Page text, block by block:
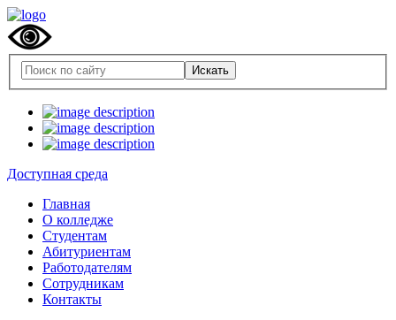
Доступная среда
Главная
О колледже
Студентам
Абитуриентам
Работодателям
Сотрудникам
Контакты